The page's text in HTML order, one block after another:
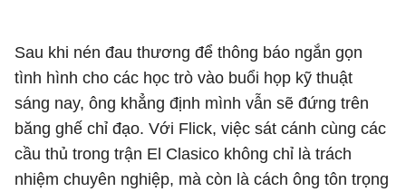
Sau khi nén đau thương để thông báo ngắn gọn
tình hình cho các học trò vào buổi họp kỹ thuật
sáng nay, ông khẳng định mình vẫn sẽ đứng trên
băng ghế chỉ đạo. Với Flick, việc sát cánh cùng các
cầu thủ trong trận El Clasico không chỉ là trách
nhiệm chuyên nghiệp, mà còn là cách ông tôn trọng